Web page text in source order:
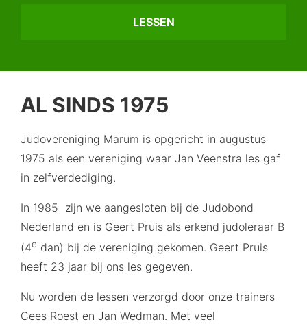
LESSEN
AL SINDS 1975
Judovereniging Marum is opgericht in augustus
1975 als een vereniging waar Jan Veenstra les gaf
in zelfverdediging.
In 1985 zijn we aangesloten bij de Judobond
Nederland en is Geert Pruis als erkend judoleraar B
(4e dan) bij de vereniging gekomen. Geert Pruis
heeft 23 jaar bij ons les gegeven.
Nu worden de lessen verzorgd door onze trainers
Cees Roest en Jan Wedman. Met veel